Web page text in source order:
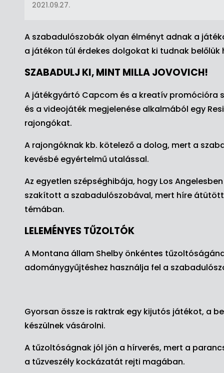
2021.09.27.
A szabadulószobák olyan élményt adnak a
a játékon túl érdekes dolgokat ki tudnak belőlük
SZABADULJ KI, MINT MILLA JOVOVICH!
A játékgyártó Capcom és a kreatív promócióra
és a videojáték megjelenése alkalmából egy
rajongókat.
A rajongóknak kb. kötelező a dolog, mert a
kevésbé egyértelmű utalással.
Az egyetlen szépséghibája, hogy Los
szakított a szabadulószobával, mert híre
témában.
LELEMÉNYES TŰZOLTÓK
A Montana állam Shelby önkéntes
adománygyűjtéshez használja fel a
Gyorsan össze is raktrak egy kijutós játékot, a
készülnek vásárolni.
A tűzoltóságnak jól jön a hírverés, mert a
a tűzveszély kockázatát rejti magában.